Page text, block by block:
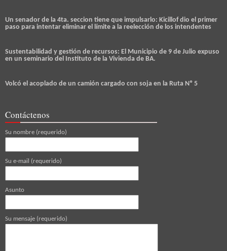
Un senador de la 4ta. seccion tiene que impulsarlo: Kicillof dio el primer
paso para intentar eliminar el límite a la reelección de los intendentes
Sustentabilidad y gestión de recursos: El Municipio de 9 de Julio expuso
en un seminario del Instituto de la Vivienda de BA.
Volcó el acoplado de un camión cargado con soja en la Ruta Nº 5
Contáctenos
Su nombre (requerido)
Su e-mail (requerido)
Asunto
Su mensaje (requerido)